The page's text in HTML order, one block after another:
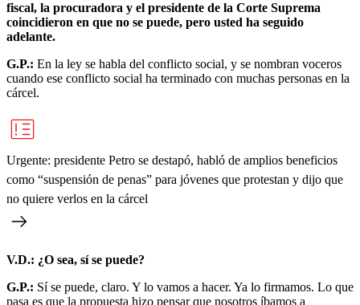
fiscal, la procuradora y el presidente de la Corte Suprema
coincidieron en que no se puede, pero usted ha seguido
adelante.
G.P.: En la ley se habla del conflicto social, y se nombran voceros
cuando ese conflicto social ha terminado con muchas personas en la
cárcel.
Urgente: presidente Petro se destapó, habló de amplios beneficios
como “suspensión de penas” para jóvenes que protestan y dijo que
no quiere verlos en la cárcel
V.D.: ¿O sea, sí se puede?
G.P.: Sí se puede, claro. Y lo vamos a hacer. Ya lo firmamos. Lo que
pasa es que la propuesta hizo pensar que nosotros íbamos a